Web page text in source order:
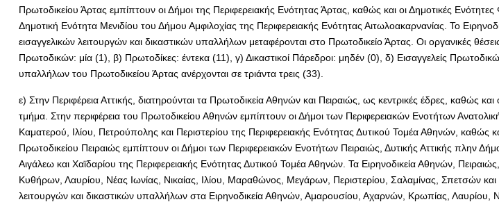
Πρωτοδικείου Άρτας εμπίπτουν οι Δήμοι της Περιφερειακής Ενότητας Άρτας, καθώς και οι Δημοτικές
Δημοτική Ενότητα Μενιδίου του Δήμου Αμφιλοχίας της Περιφερειακής Ενότητας Αιτωλοακαρνανίας. Το
εισαγγελικών λειτουργών και δικαστικών υπαλλήλων μεταφέρονται στο Πρωτοδικείο Άρτας. Οι οργανικές
Πρωτοδικών: μία (1), β) Πρωτοδίκες: έντεκα (11), γ) Δικαστικοί Πάρεδροι: μηδέν (0), δ) Εισαγγελείς
υπαλλήλων του Πρωτοδικείου Άρτας ανέρχονται σε τριάντα τρεις (33).
ε) Στην Περιφέρεια Αττικής, διατηρούνται τα Πρωτοδικεία Αθηνών και Πειραιώς, ως κεντρικές έδρες, καθώς
τμήμα. Στην περιφέρεια του Πρωτοδικείου Αθηνών εμπίπτουν οι Δήμοι των Περιφερειακών Ενοτήτων
Καματερού, Ιλίου, Πετρούπολης και Περιστερίου της Περιφερειακής Ενότητας Δυτικού Τομέα Αθηνών, καθώς
Πρωτοδικείου Πειραιώς εμπίπτουν οι Δήμοι των Περιφερειακών Ενοτήτων Πειραιώς, Δυτικής Αττικής πλην
Αιγάλεω και Χαϊδαρίου της Περιφερειακής Ενότητας Δυτικού Τομέα Αθηνών. Τα Ειρηνοδικεία Αθηνών,
Κυθήρων, Λαυρίου, Νέας Ιωνίας, Νικαίας, Ιλίου, Μαραθώνος, Μεγάρων, Περιστερίου, Σαλαμίνας, Σπετσών και
λειτουργών και δικαστικών υπαλλήλων στα Ειρηνοδικεία Αθηνών, Αμαρουσίου, Αχαρνών, Κρωπίας, Λαυρίου,